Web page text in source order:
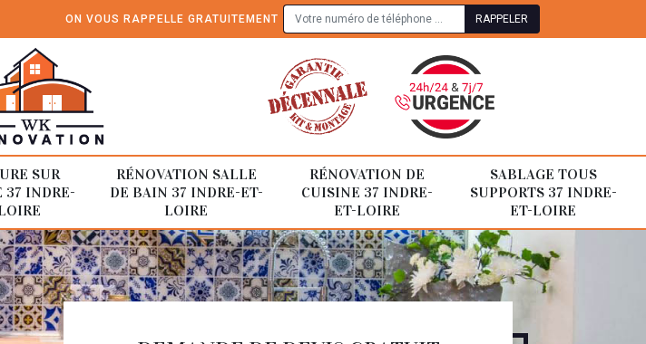
ON VOUS RAPPELLE GRATUITEMENT
SUR
37 INDRE-
RÉNOVATION SALLE
DE BAIN 37 INDRE-ET-
LOIRE
RÉNOVATION DE
CUISINE 37 INDRE-
ET-LOIRE
SABLAGE TOUS
SUPPORTS 37 INDRE-
ET-LOIRE